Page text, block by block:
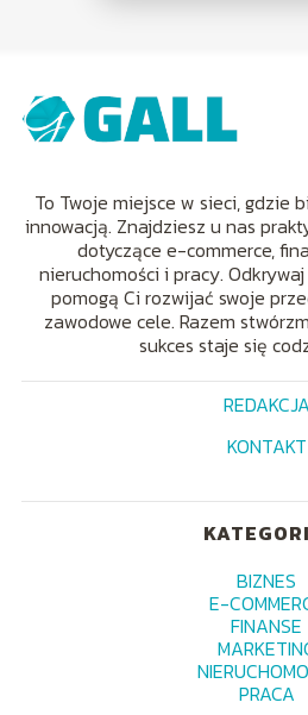
To Twoje miejsce w sieci, gdzie
innowacją. Znajdziesz u nas
dotyczące e-commerce,
nieruchomości i pracy.
pomogą Ci rozwijać swoje
zawodowe cele. Razem
sukces staje się
REDAKCJA
KONTAKT
BIZNES
E-
FINANSE
PRACA